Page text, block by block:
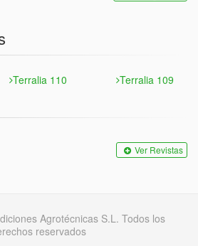
Terralia 110
Terralia 109
Ver Revistas
Agrotécnicas S.L. Todos los
reservados